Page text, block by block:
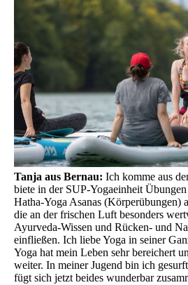
Tanja aus Bernau: Ich komme aus
biete in der SUP-Yogaeinheit
Hatha-Yoga Asanas (Körperübungen)
die an der frischen Luft besonders
Ayurveda-Wissen und Rücken- und
einfließen. Ich liebe Yoga in seiner
Yoga hat mein Leben sehr bereichert
weiter. In meiner Jugend bin ich
fügt sich jetzt beides wunderbar